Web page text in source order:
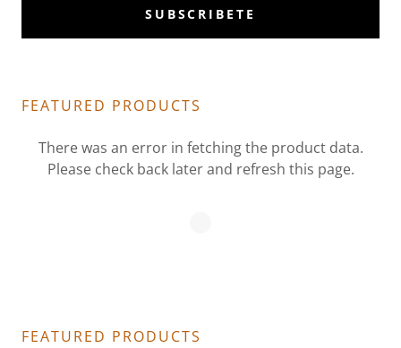
SUBSCRIBETE
FEATURED PRODUCTS
There was an error in fetching the product data.
Please check back later and refresh this page.
FEATURED PRODUCTS